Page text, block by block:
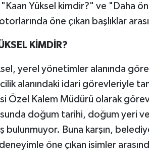
Yüksel kimdir?" ve "Daha
öne çıkan başlıklar
KİMDİR?
yerel yönetimler alanında
alanındaki idari görevleriyle
Özel Kalem Müdürü olarak
doğum tarihi, doğum yeri ve
bulunmuyor. Buna karşın,
öne çıkan isimler